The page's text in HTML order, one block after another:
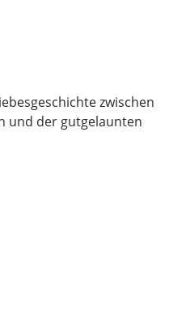
zwischen
und der gutgelaunten